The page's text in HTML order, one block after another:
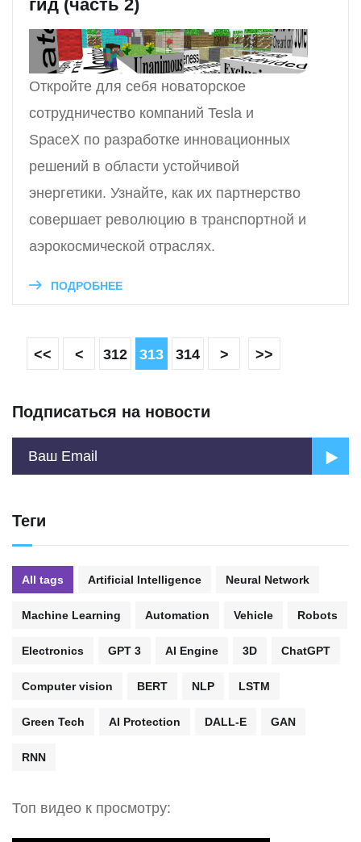
гид (часть 2)
Откройте для себя новаторское
сотрудничество компаний Tesla и
SpaceX по разработке инновационных
решений в области устойчивой
энергетики. Узнайте, как их партнерство
совершает революцию в транспортной и
аэрокосмической отраслях.
ПОДРОБНЕЕ
<< < 312 313 314 > >>
Подписаться на новости
Теги
All tags Artificial Intelligence Neural Network
Machine Learning Automation Vehicle Robots
Electronics GPT 3 AI Engine 3D ChatGPT
Computer vision BERT NLP LSTM
Green Tech AI Protection DALL-E GAN
RNN
Топ видео к просмотру: